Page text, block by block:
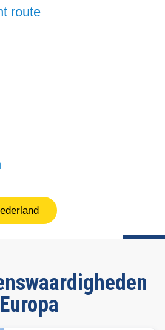
route
Europa